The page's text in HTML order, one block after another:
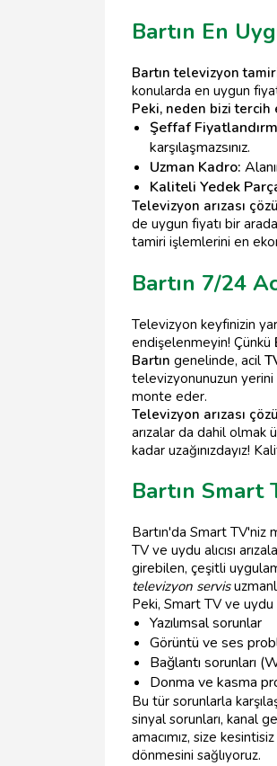
Bartın En
Bartın televizyon
konularda en uygun
Peki, neden bizi tercih
Şeffaf
karşılaşmazsınız.
Uzman Kadro:
Kaliteli Yedek
Televizyon arızası
de uygun fiyatı bir
tamiri işlemlerini en
Bartın 7/24
Televizyon keyfinizin
endişelenmeyin! Çünkü
Bartın genelinde, acil
televizyonunuzun
monte eder.
Televizyon arızası
arızalar da dahil olmak
kadar uzağınızdayız!
Bartın Smart
Bartın'da Smart TV'niz
TV ve uydu alıcısı
girebilen, çeşitli
televizyon servis
Peki, Smart TV ve uydu
Yazılımsal sorunlar
Görüntü ve ses
Bağlantı sorunları
Donma ve kasma
Bu tür sorunlarla
sinyal sorunları, kanal
amacımız, size
dönmesini sağlıyoruz.